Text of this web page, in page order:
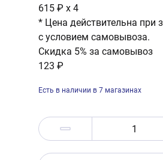
615 ₽ x 4
* Цена действительна при
с условием самовывоза.
Скидка 5% за самовывоз
123 ₽
Есть в наличии в 7 магазинах